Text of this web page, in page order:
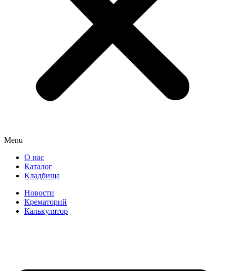
Menu
О нас
Каталог
Кладбища
Новости
Крематорий
Калькулятор